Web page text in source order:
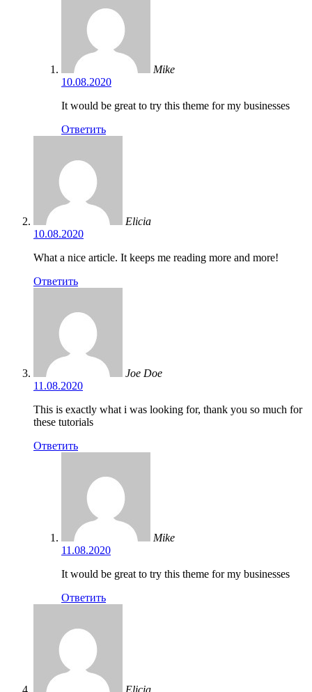
Mike
10.08.2020
It would be great to try this theme for my businesses
Ответить
Elicia
10.08.2020
What a nice article. It keeps me reading more and more!
Ответить
Joe Doe
11.08.2020
This is exactly what i was looking for, thank you so much for
these tutorials
Ответить
Mike
11.08.2020
It would be great to try this theme for my businesses
Ответить
Elicia